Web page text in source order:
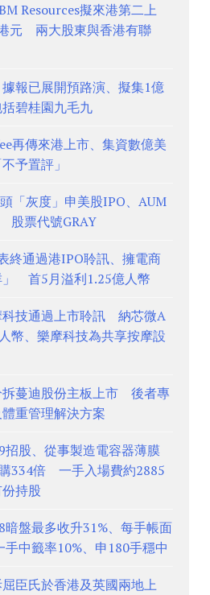
Resources擬來港第二上
元 兩大股東與香港有聯
據報已展開預路演、擬集1億
碧桂園九毛九
再傳來港上市、集資數億美
予置評」
「灰度」申美股IPO、AUM
股票代號GRAY
終通過港IPO聆訊、擁電商
」 首5月溢利1.25億人幣
科技通過上市聆訊 納芯微A
幣、樂摩科技為共享按摩設
拆蔓迪股份主板上市 後者專
重管理解決方案
招股、從事製造電容器薄膜
334倍 一手入場費約2885
持股
暗盤最多收升31%、每手帳面
中籤率10%、申180手穩中
臣氏於香港及英國兩地上